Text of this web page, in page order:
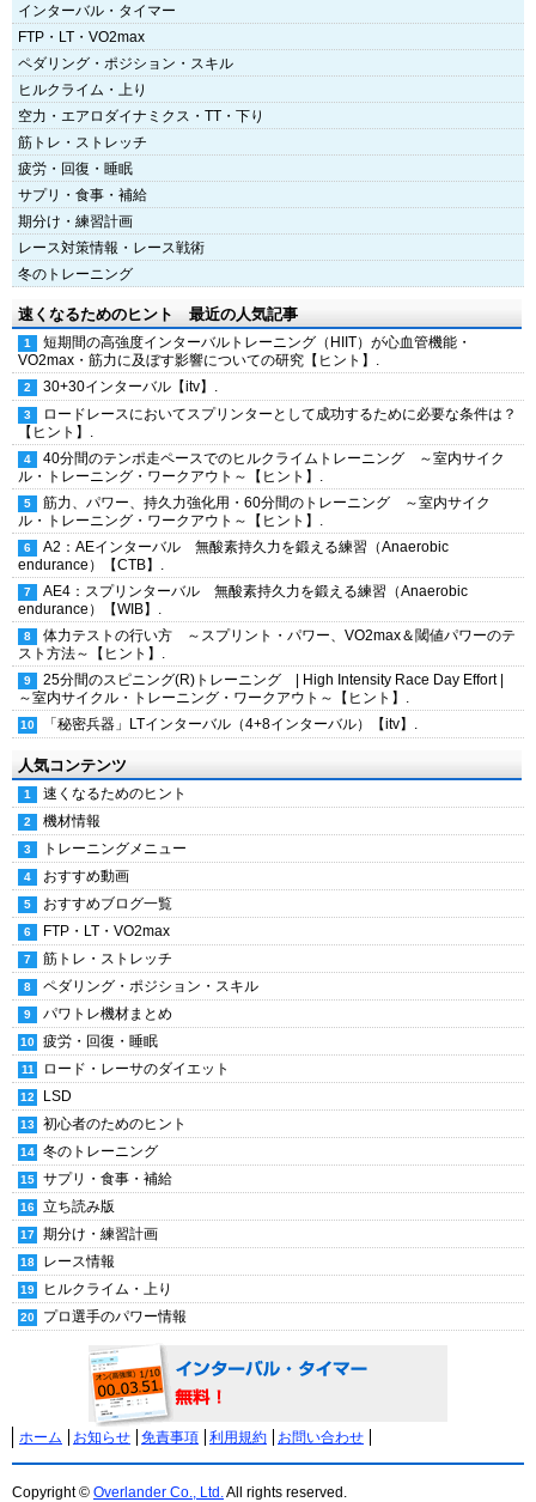
インターバル・タイマー
FTP・LT・VO2max
ペダリング・ポジション・スキル
ヒルクライム・上り
空力・エアロダイナミクス・TT・下り
筋トレ・ストレッチ
疲労・回復・睡眠
サプリ・食事・補給
期分け・練習計画
レース対策情報・レース戦術
冬のトレーニング
速くなるためのヒント 最近の人気記事
短期間の高強度インターバルトレーニング（HIIT）が心血管機能・
VO2max・筋力に及ぼす影響についての研究【ヒント】.
30+30インターバル【itv】.
ロードレースにおいてスプリンターとして成功するために必要な条件は？
【ヒント】.
40分間のテンポ走ペースでのヒルクライムトレーニング ～室内サイク
ル・トレーニング・ワークアウト～【ヒント】.
筋力、パワー、持久力強化用・60分間のトレーニング ～室内サイク
ル・トレーニング・ワークアウト～【ヒント】.
A2：AEインターバル 無酸素持久力を鍛える練習（Anaerobic
endurance）【CTB】.
AE4：スプリンターバル 無酸素持久力を鍛える練習（Anaerobic
endurance）【WIB】.
体力テストの行い方 ～スプリント・パワー、VO2max＆閾値パワーのテ
スト方法～【ヒント】.
25分間のスピニング(R)トレーニング | High Intensity Race Day Effort |
～室内サイクル・トレーニング・ワークアウト～【ヒント】.
「秘密兵器」LTインターバル（4+8インターバル）【itv】.
人気コンテンツ
速くなるためのヒント
機材情報
トレーニングメニュー
おすすめ動画
おすすめブログ一覧
FTP・LT・VO2max
筋トレ・ストレッチ
ペダリング・ポジション・スキル
パワトレ機材まとめ
疲労・回復・睡眠
ロード・レーサのダイエット
LSD
初心者のためのヒント
冬のトレーニング
サプリ・食事・補給
立ち読み版
期分け・練習計画
レース情報
ヒルクライム・上り
プロ選手のパワー情報
ホーム お知らせ 免責事項 利用規約 お問い合わせ
Copyright © Overlander Co., Ltd.All rights reserved.